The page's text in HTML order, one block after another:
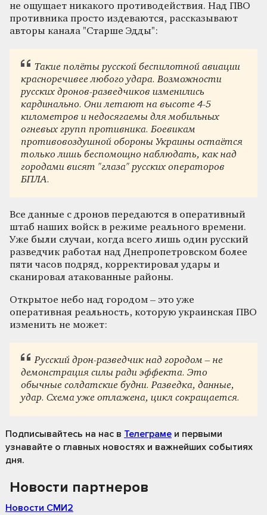
не ощущает никакого противодействия. Над ПВО
противника просто издеваются, рассказывают
авторы канала "Старше Эдды":
Такие полёты русской беспилотной авиации
красноречивее любого удара. Возможности
русских дронов-разведчиков изменились
кардинально. Они летают на высоте 4-5
километров и недосягаемы для мобильных
огневых групп противника. Боевикам
противовоздушной обороны Украины остаётся
только лишь беспомощно наблюдать, как над
городами висят "глаза" русских операторов
БПЛА.
Все данные с дронов передаются в оперативный
штаб наших войск в режиме реального времени.
Уже были случаи, когда всего лишь один русский
разведчик работал над Днепропетровском более
пяти часов подряд, корректировал удары и
сканировал атакованные районы.
Открытое небо над городом – это уже
оперативная реальность, которую украинская ПВО
изменить не может:
Русский дрон-разведчик над городом – не
демонстрация силы ради эффекта. Это
обычные солдатские будни. Разведка, данные,
удар. Схема уже отлажена, цикл сокращается.
Подписывайтесь на нас в Телеграме и первыми
узнавайте о главных новостях и важнейших событиях
дня.
Новости партнеров
Новости СМИ2